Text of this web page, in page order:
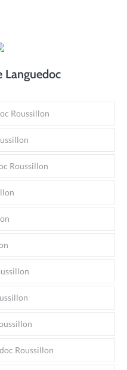
Languedoc
Roussillon
Roussillon
Roussillon